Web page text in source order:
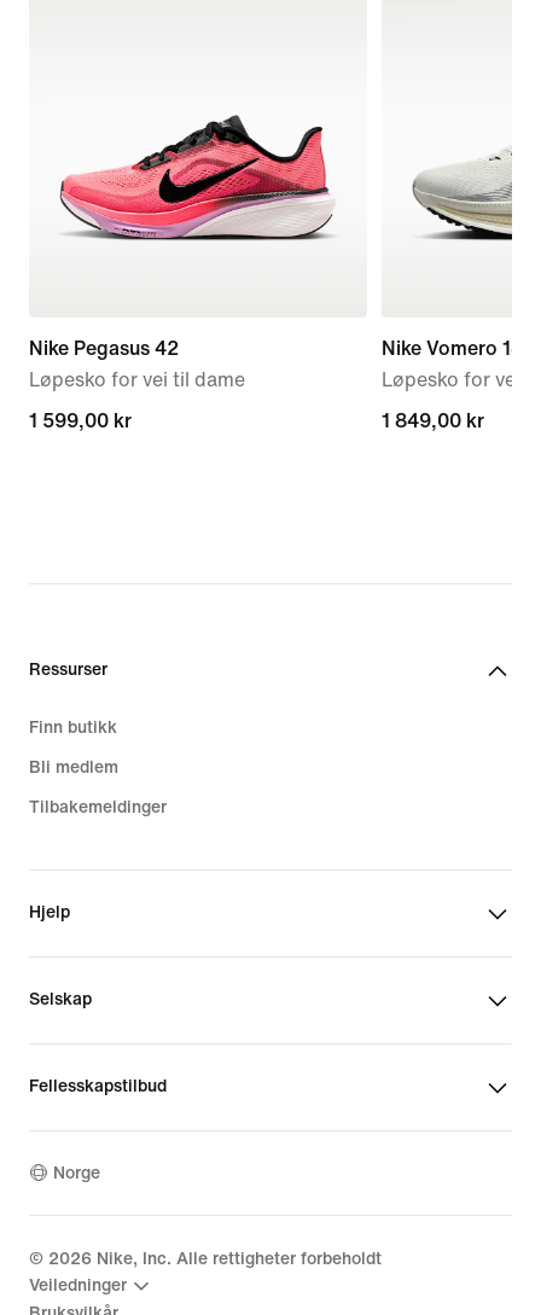
Nike Pegasus 42
Løpesko for vei til dame
1 599,00 kr
1 599,00 kr
Nike Vomero 18
Løpesko for vei
1 849,00 kr
1 849,00 kr
Ressurser
Finn butikk
Bli medlem
Tilbakemeldinger
Hjelp
Selskap
Fellesskapstilbud
Norge
© 2026 Nike, Inc. Alle rettigheter forbeholdt
Veiledninger